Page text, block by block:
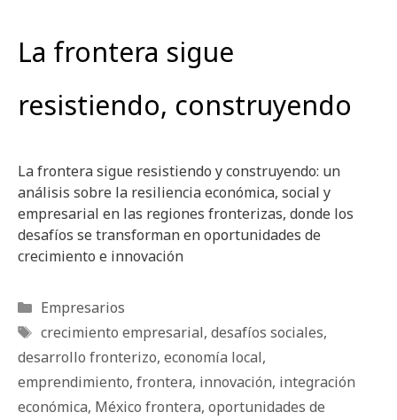
La frontera sigue
resistiendo, construyendo
La frontera sigue resistiendo y construyendo: un
análisis sobre la resiliencia económica, social y
empresarial en las regiones fronterizas, donde los
desafíos se transforman en oportunidades de
crecimiento e innovación
Categorías
Empresarios
Etiquetas
crecimiento empresarial, desafíos sociales,
desarrollo fronterizo, economía local,
emprendimiento, frontera, innovación, integración
económica, México frontera, oportunidades de